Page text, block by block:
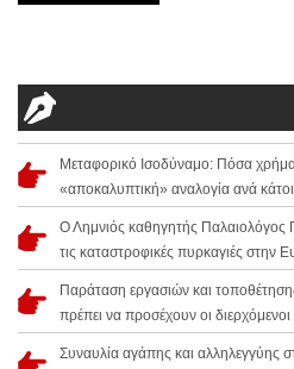
Μεταφορικό Ισοδύναμο: Πόσα
«αποκαλυπτική» αναλογία ανά
Ο Λημνιός καθηγητής Παλαιολόγος
τις καταστροφικές πυρκαγιές στην
Παράταση εργασιών και
πρέπει να προσέχουν οι διερχόμενοι
Συναυλία αγάπης και αλληλεγγύης